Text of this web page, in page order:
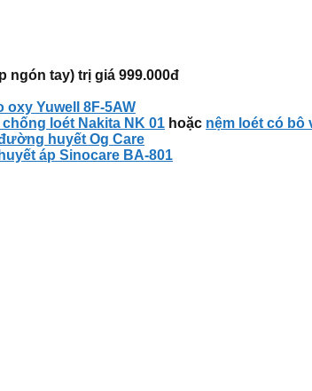
ngón tay) trị giá 999.000đ
oxy Yuwell 8F-5AW
loét Nakita NK 01 hoặc nệm loét có bô
huyết Og Care
áp Sinocare BA-801